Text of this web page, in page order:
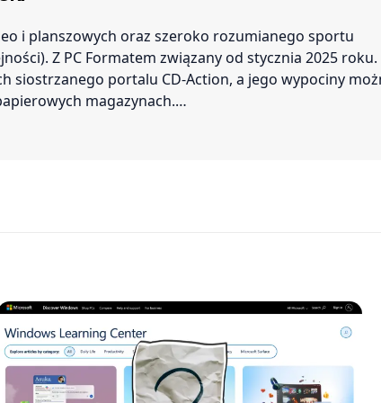
i planszowych oraz szeroko rozumianego sportu
Z PC Formatem związany od stycznia 2025 roku.
siostrzanego portalu CD-Action, a jego wypociny
magazynach.…